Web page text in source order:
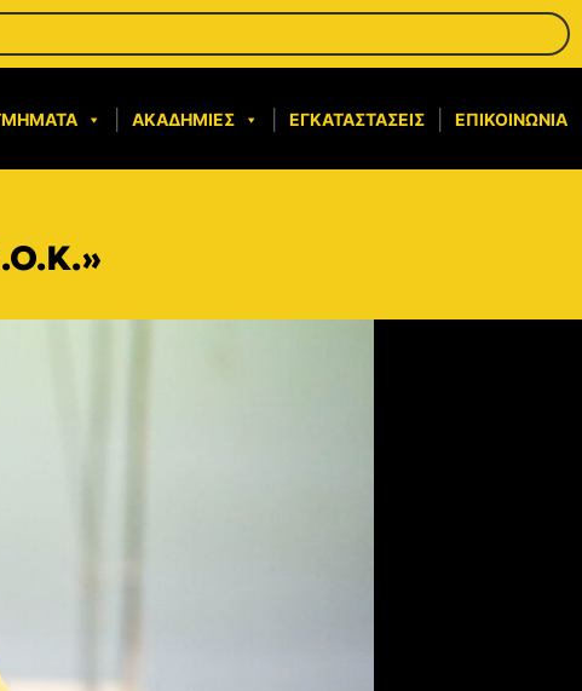
ΑΚΑΔΗΜΊΕΣ ΕΓΚΑΤΑΣΤΆΣΕΙΣ ΕΠΙΚΟΙΝΩΝΊΑ